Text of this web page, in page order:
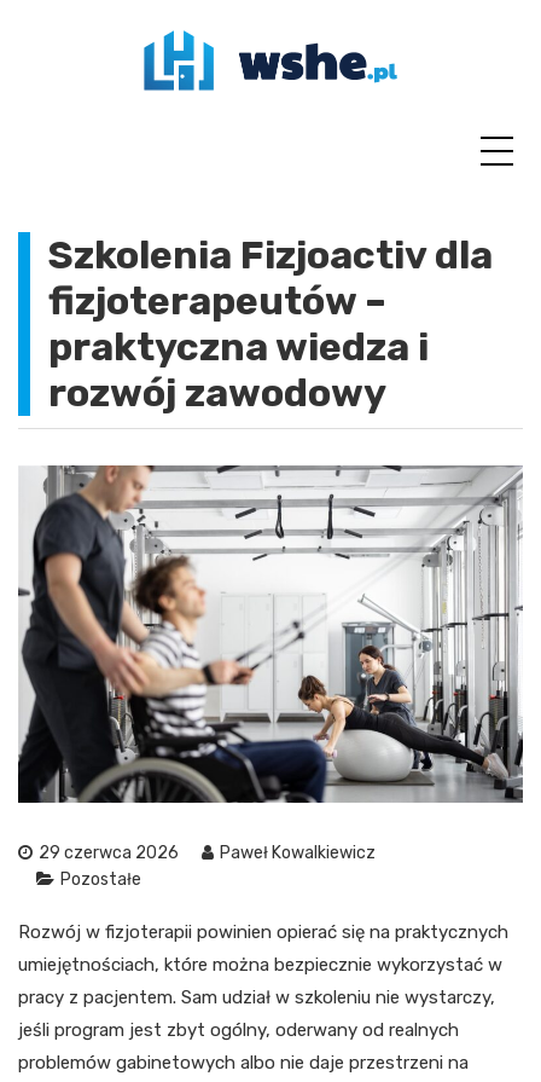
Szkolenia Fizjoactiv dla
fizjoterapeutów –
praktyczna wiedza i
rozwój zawodowy
29 czerwca 2026
Paweł Kowalkiewicz
Pozostałe
Rozwój w fizjoterapii powinien opierać się na praktycznych
umiejętnościach, które można bezpiecznie wykorzystać w
pracy z pacjentem. Sam udział w szkoleniu nie wystarczy,
jeśli program jest zbyt ogólny, oderwany od realnych
problemów gabinetowych albo nie daje przestrzeni na